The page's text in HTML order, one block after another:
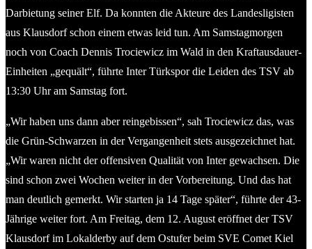
Darbietung seiner Elf. Da konnten die Akteure des Landesligisten
aus Klausdorf schon einem etwas leid tun. Am Samstagmorgen
noch von Coach Dennis Trociewicz im Wald in den Kraftausdauer-
Einheiten „gequält“, führte Inter Türkspor die Leiden des TSV ab
13:30 Uhr am Samstag fort.
„Wir haben uns dann aber reingebissen“, sah Trociewicz das, was
die Grün-Schwarzen in der Vergangenheit stets ausgezeichnet hat.
„Wir waren nicht der offensiven Qualität von Inter gewachsen. Die
sind schon zwei Wochen weiter in der Vorbereitung. Und das hat
man deutlich gemerkt. Wir starten ja 14 Tage später“, führte der 43-
Jährige weiter fort. Am Freitag, dem 12. August eröffnet der TSV
Klausdorf im Lokalderby auf dem Ostufer beim SVE Comet Kiel